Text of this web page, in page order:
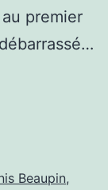
premier
Beaupin,